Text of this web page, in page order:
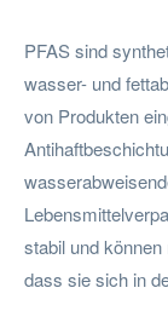
PFAS sind
wasser- und
von Produkten
stabil und
dass sie sich in